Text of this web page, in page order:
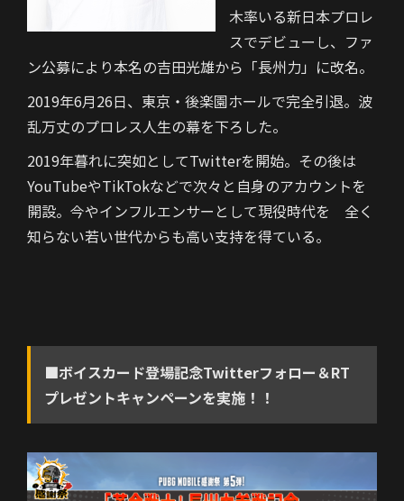
木率いる新日本プロレ
スでデビューし、ファ
ン公募により本名の吉田光雄から「長州力」に改名。
2019年6月26日、東京・後楽園ホールで完全引退。波
乱万丈のプロレス人生の幕を下ろした。
2019年暮れに突如としてTwitterを開始。その後は
YouTubeやTikTokなどで次々と自身のアカウントを
開設。今やインフルエンサーとして現役時代を 全く
知らない若い世代からも高い支持を得ている。
■ボイスカード登場記念Twitterフォロー＆RT
プレゼントキャンペーンを実施！！